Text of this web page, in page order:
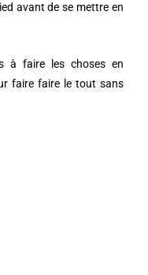
avant de se mettre en
à faire les choses en
faire faire le tout sans